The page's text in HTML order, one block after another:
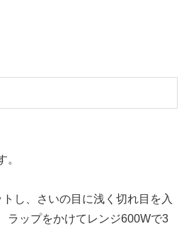
。
し、さいの目に浅く切れ目を入
ラップをかけてレンジ600Wで3